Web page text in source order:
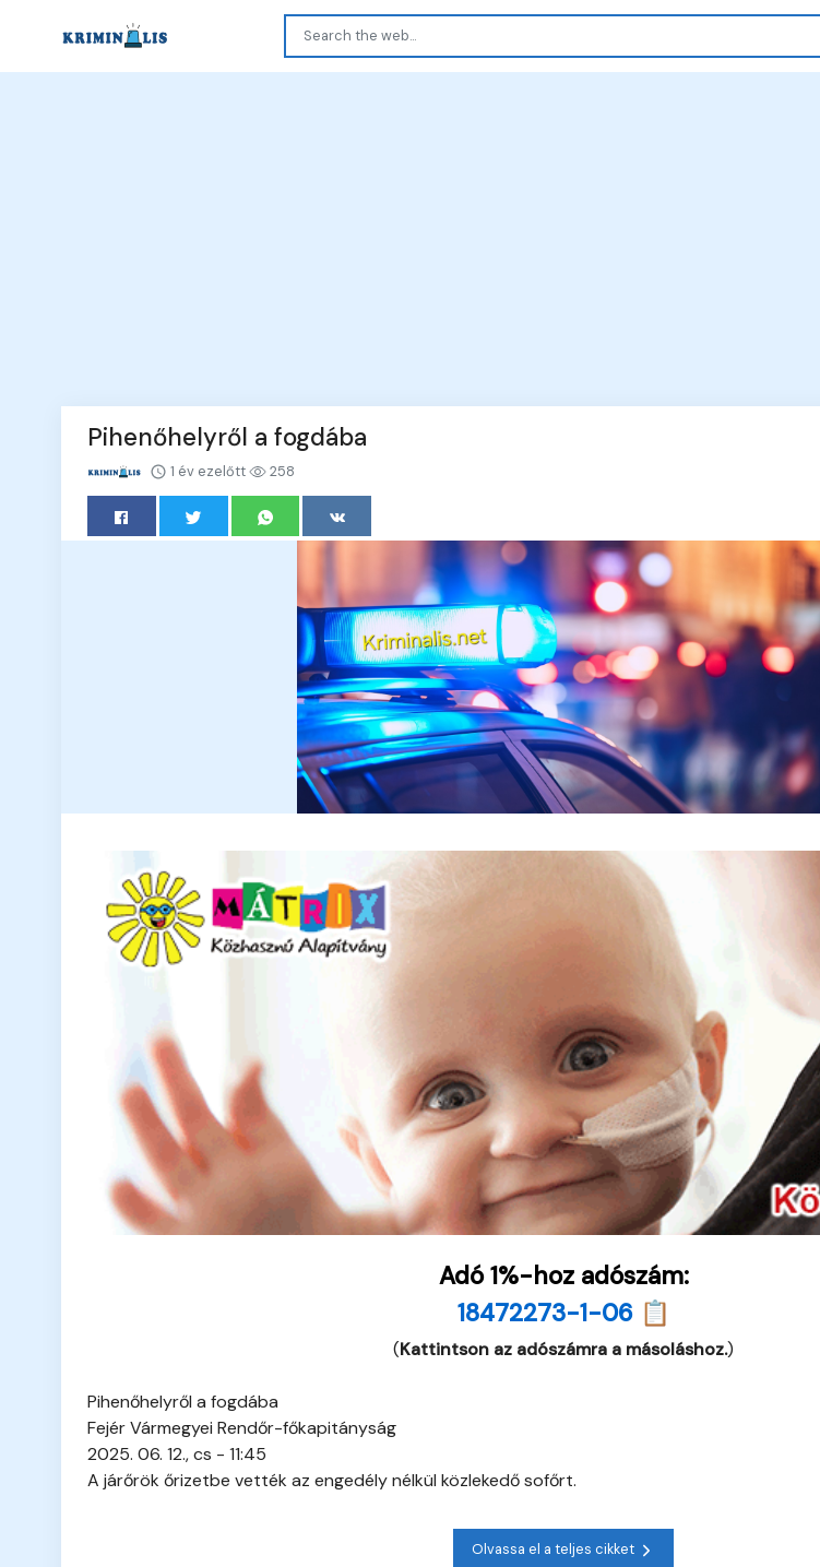
Pihenőhelyről a fogdába
1 év ezelőtt 258
Adó 1%-hoz adószám:
18472273-1-06 📋
(Kattintson az adószámra a másoláshoz.)
Pihenőhelyről a fogdába
Fejér Vármegyei Rendőr-főkapitányság
2025. 06. 12., cs - 11:45
A járőrök őrizetbe vették az engedély nélkül közlekedő sofőrt.
Olvassa el a teljes cikket